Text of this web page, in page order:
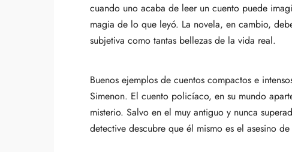
cuando uno acaba de leer un cuento puede
magia de lo que leyó. La novela, en cambio,
subjetiva como tantas bellezas de la vida real.
Buenos ejemplos de cuentos compactos e
Simenon. El cuento policíaco, en su mundo
misterio. Salvo en el muy antiguo y nunca
detective descubre que él mismo es el asesino